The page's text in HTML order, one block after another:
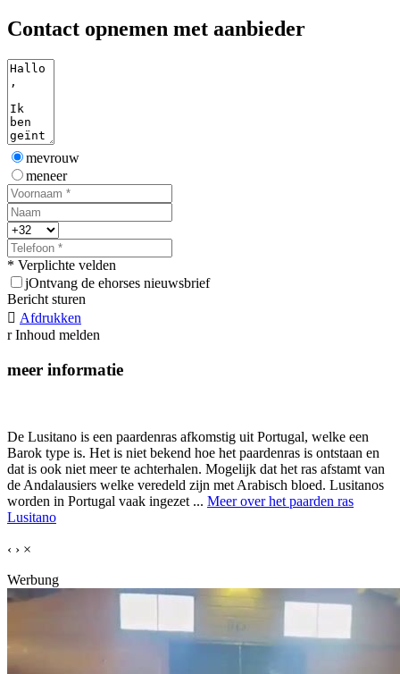
Contact opnemen met aanbieder
mevrouw
meneer
* Verplichte velden
jOntvang de ehorses nieuwsbrief
Bericht sturen
 Afdrukken
r Inhoud melden
meer informatie
De Lusitano is een paardenras afkomstig uit Portugal, welke een
Barok type is. Het is niet bekend hoe het paardenras is ontstaan en
dat is ook niet meer te achterhalen. Mogelijk dat het ras afstamt van
de Andalausiers welke veredeld zijn met Arabisch bloed. Lusitanos
worden in Portugal vaak ingezet ... Meer over het paarden ras
Lusitano
‹ › ×
Werbung